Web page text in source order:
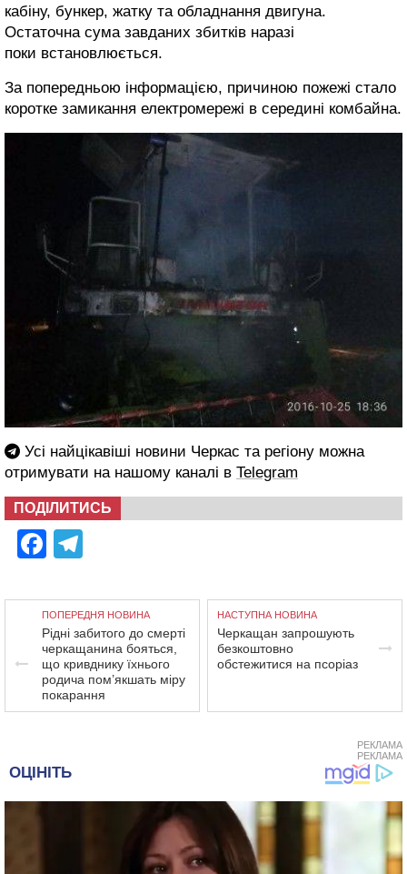
кабіну, бункер, жатку та обладнання двигуна.
Остаточна сума завданих збитків наразі
поки встановлюється.
За попередньою інформацією, причиною пожежі стало
коротке замикання електромережі в середині комбайна.
Усі найцікавіші новини Черкас та регіону можна
отримувати на нашому каналі в Telegram
ПОДІЛИТИСЬ
Facebook
ПОПЕРЕДНЯ НОВИНА
Рідні забитого до смерті
черкащанина бояться,
що кривднику їхнього
родича пом’якшать міру
покарання
НАСТУПНА НОВИНА
Черкащан запрошують
безкоштовно
обстежитися на псоріаз
РЕКЛАМА
РЕКЛАМА